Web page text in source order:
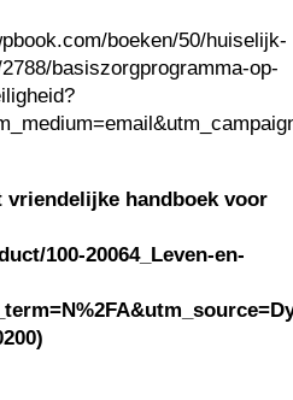
boeken/50/huiselijk-
basiszorgprogramma-op-
vriendelijke handboek voor
100-20064_Leven-en-